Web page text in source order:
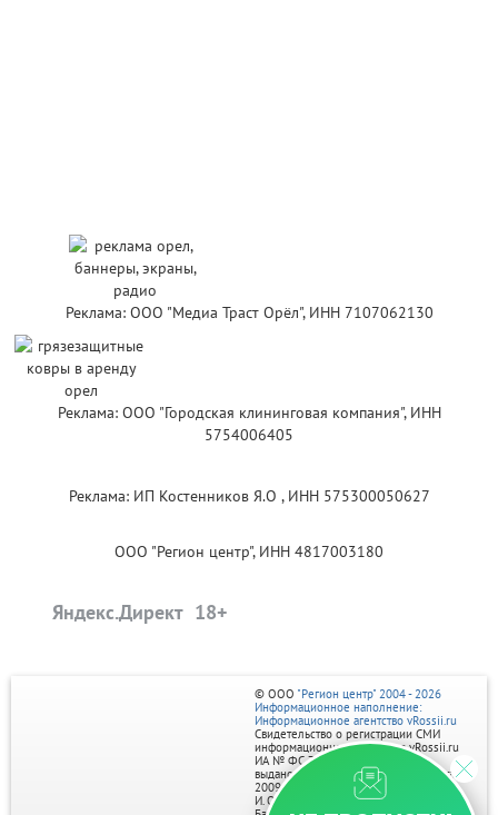
Реклама: ООО "Медиа Траст Орёл", ИНН 7107062130
Реклама: ООО "Городская клининговая компания", ИНН
5754006405
Реклама: ИП Костенников Я.О , ИНН 575300050627
ООО "Регион центр", ИНН 4817003180
Яндекс.Директ
© ООО "Регион центр" 2004 - 2026
Информационное наполнение:
Информационное агентство vRossii.ru
Свидетельство о регистрации СМИ
информационного агентства vRossii.ru
ИА № ФС 77‑35502
выдано РОСКОМНАДЗОРом 04 марта
2009г.
И. О. Главного редактора Нарыков А. Н.